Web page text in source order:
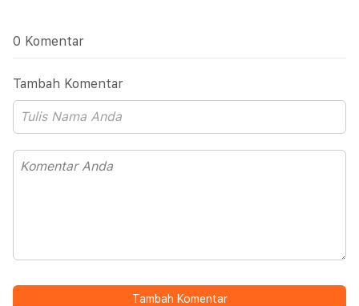
0 Komentar
Tambah Komentar
Tambah Komentar